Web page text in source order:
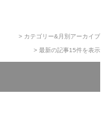
> カテゴリー&月別アーカイブ
> 最新の記事15件を表示